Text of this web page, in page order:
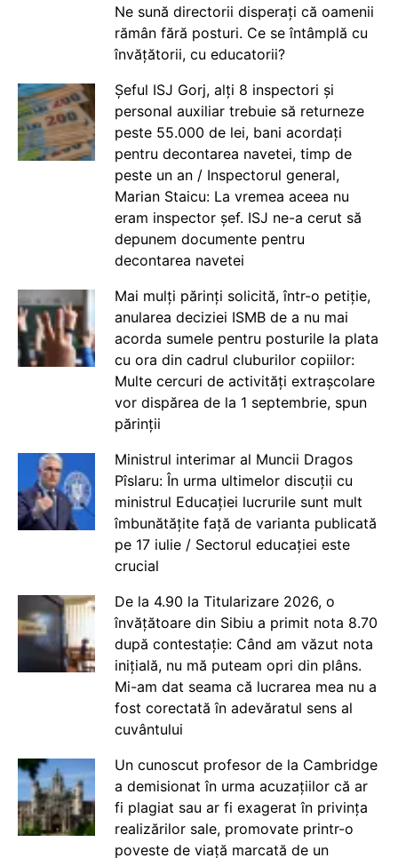
Ne sună directorii disperați că oamenii
rămân fără posturi. Ce se întâmplă cu
învățătorii, cu educatorii?
Șeful ISJ Gorj, alți 8 inspectori și
personal auxiliar trebuie să returneze
peste 55.000 de lei, bani acordați
pentru decontarea navetei, timp de
peste un an / Inspectorul general,
Marian Staicu: La vremea aceea nu
eram inspector șef. ISJ ne-a cerut să
depunem documente pentru
decontarea navetei
Mai mulți părinți solicită, într-o petiție,
anularea deciziei ISMB de a nu mai
acorda sumele pentru posturile la plata
cu ora din cadrul cluburilor copiilor:
Multe cercuri de activități extrașcolare
vor dispărea de la 1 septembrie, spun
părinții
Ministrul interimar al Muncii Dragos
Pîslaru: În urma ultimelor discuții cu
ministrul Educației lucrurile sunt mult
îmbunătățite față de varianta publicată
pe 17 iulie / Sectorul educației este
crucial
De la 4.90 la Titularizare 2026, o
învățătoare din Sibiu a primit nota 8.70
după contestație: Când am văzut nota
inițială, nu mă puteam opri din plâns.
Mi-am dat seama că lucrarea mea nu a
fost corectată în adevăratul sens al
cuvântului
Un cunoscut profesor de la Cambridge
a demisionat în urma acuzațiilor că ar
fi plagiat sau ar fi exagerat în privința
realizărilor sale, promovate printr-o
poveste de viață marcată de un